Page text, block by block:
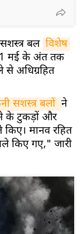
बल विशेष
मई के अंत तक
से अधिग्रहित
सशस्त्र बलों ने
के टुकड़ों और
किए। मानव रहित
किए गए," जारी